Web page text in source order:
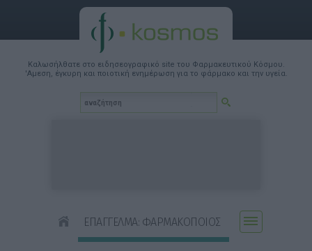
Καλωσήλθατε στο ειδησεογραφικό site του Φαρμακευτικού Κόσμου.
'Αμεση, έγκυρη και ποιοτική ενημέρωση για το φάρμακο και την υγεία.
ΕΠΑΓΓΕΛΜΑ: ΦΑΡΜΑΚΟΠΟΙΟΣ